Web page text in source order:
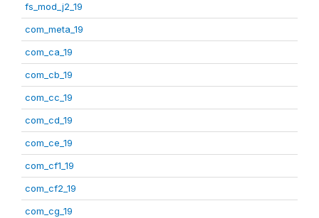
fs_mod_j2_19
com_meta_19
com_ca_19
com_cb_19
com_cc_19
com_cd_19
com_ce_19
com_cf1_19
com_cf2_19
com_cg_19